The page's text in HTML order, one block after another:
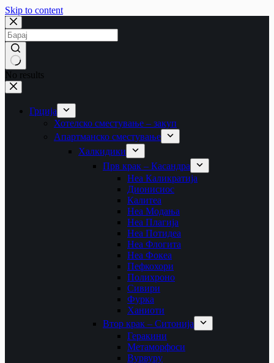
Skip to content
No results
Грција
Хотелско сместување – закуп
Апартманско сместување
Халкидики
Прв крак – Касандра
Неа Каликратија
Дионисиос
Калитеа
Неа Модања
Неа Плагија
Неа Потидеа
Неа Флогита
Неа Фокеа
Пефкохори
Полихроно
Сивири
Фурка
Ханиоти
Втор крак – Ситонија
Геракини
Метаморфоси
Вурвуру